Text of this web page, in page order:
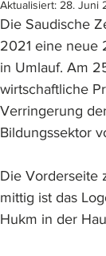
Aktualisiert: 28. Juni
Die Saudische
2021 eine neue
in Umlauf. Am
wirtschaftliche
Verringerung
Bildungssektor
Die Vorderseite
mittig ist das
Hukm in der